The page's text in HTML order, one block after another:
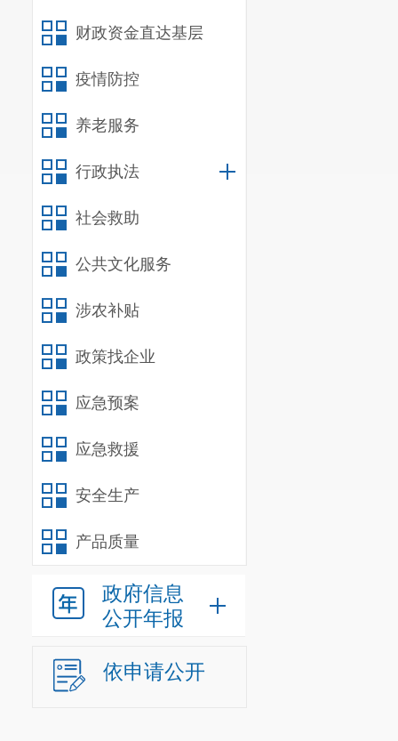
财政资金直达基层
疫情防控
养老服务
行政执法
社会救助
公共文化服务
涉农补贴
政策找企业
应急预案
应急救援
安全生产
产品质量
政府信息
公开年报
依申请公开